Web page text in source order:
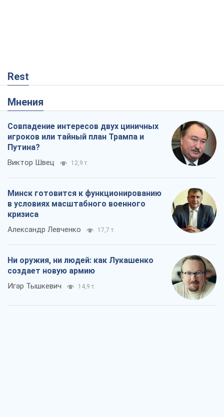
Rest
Мнения
Совпадение интересов двух циничных
игроков или тайный план Трампа и
Путина?
Виктор Швец 12,9 т.
Минск готовится к функционированию
в условиях масштабного военного
кризиса
Александр Левченко 17,7 т.
Ни оружия, ни людей: как Лукашенко
создает новую армию
Игар Тышкевич 14,9 т.